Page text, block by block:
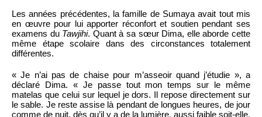
Les années précédentes, la famille de Sumaya avait tout mis
en œuvre pour lui apporter réconfort et soutien pendant ses
examens du Tawjihi. Quant à sa sœur Dima, elle aborde cette
même étape scolaire dans des circonstances totalement
différentes.
« Je n’ai pas de chaise pour m’asseoir quand j’étudie », a
déclaré Dima. « Je passe tout mon temps sur le même
matelas que celui sur lequel je dors. Il repose directement sur
le sable. Je reste assise là pendant de longues heures, de jour
comme de nuit, dès qu’il y a de la lumière, aussi faible soit-elle,